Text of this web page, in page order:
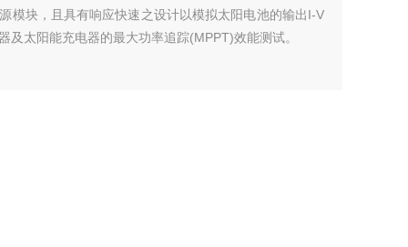
模块，且具有响应快速之设计以模拟太阳电池的输出I-V
及太阳能充电器的最大功率追踪(MPPT)效能测试。